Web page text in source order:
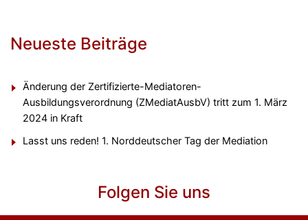
Neueste Beiträge
Änderung der Zertifizierte-Mediatoren-
Ausbildungsverordnung (ZMediatAusbV) tritt zum 1. März
2024 in Kraft
Lasst uns reden! 1. Norddeutscher Tag der Mediation
Folgen Sie uns